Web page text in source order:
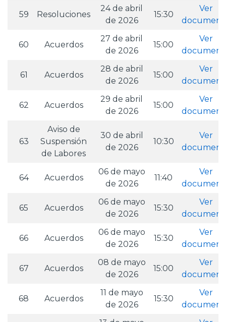
59 Resoluciones
24 de abril
de 2026
15:30
Ver
60 Acuerdos
27 de abril
de 2026
15:00
Ver
61 Acuerdos
28 de abril
de 2026
15:00
Ver
62 Acuerdos
29 de abril
de 2026
15:00
Ver
63
Aviso de
Suspensión
de Labores
30 de abril
de 2026
10:30
Ver
64 Acuerdos
06 de mayo
de 2026
11:40
Ver
65 Acuerdos
06 de mayo
de 2026
15:30
Ver
66 Acuerdos
06 de mayo
de 2026
15:30
Ver
67 Acuerdos
08 de mayo
de 2026
15:00
Ver
68 Acuerdos
11 de mayo
de 2026
15:30
Ver